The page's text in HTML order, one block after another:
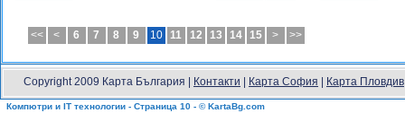
ТЕК ЕЛЕКТРОНИКС
ТЕК ЕЛЕКТРОНИКС
- ТЕК ЕЛЕКТРОНИКС
Фискал софт системс
- Лозенец-Лан
<< < 6 7 8 9 10 11 12 13 14 15 > >>
Copyright 2009 Карта България | Контакти Карта София Карта Пловдив
Компютри и IT технологии - Страница 10 - © KartaBg.com